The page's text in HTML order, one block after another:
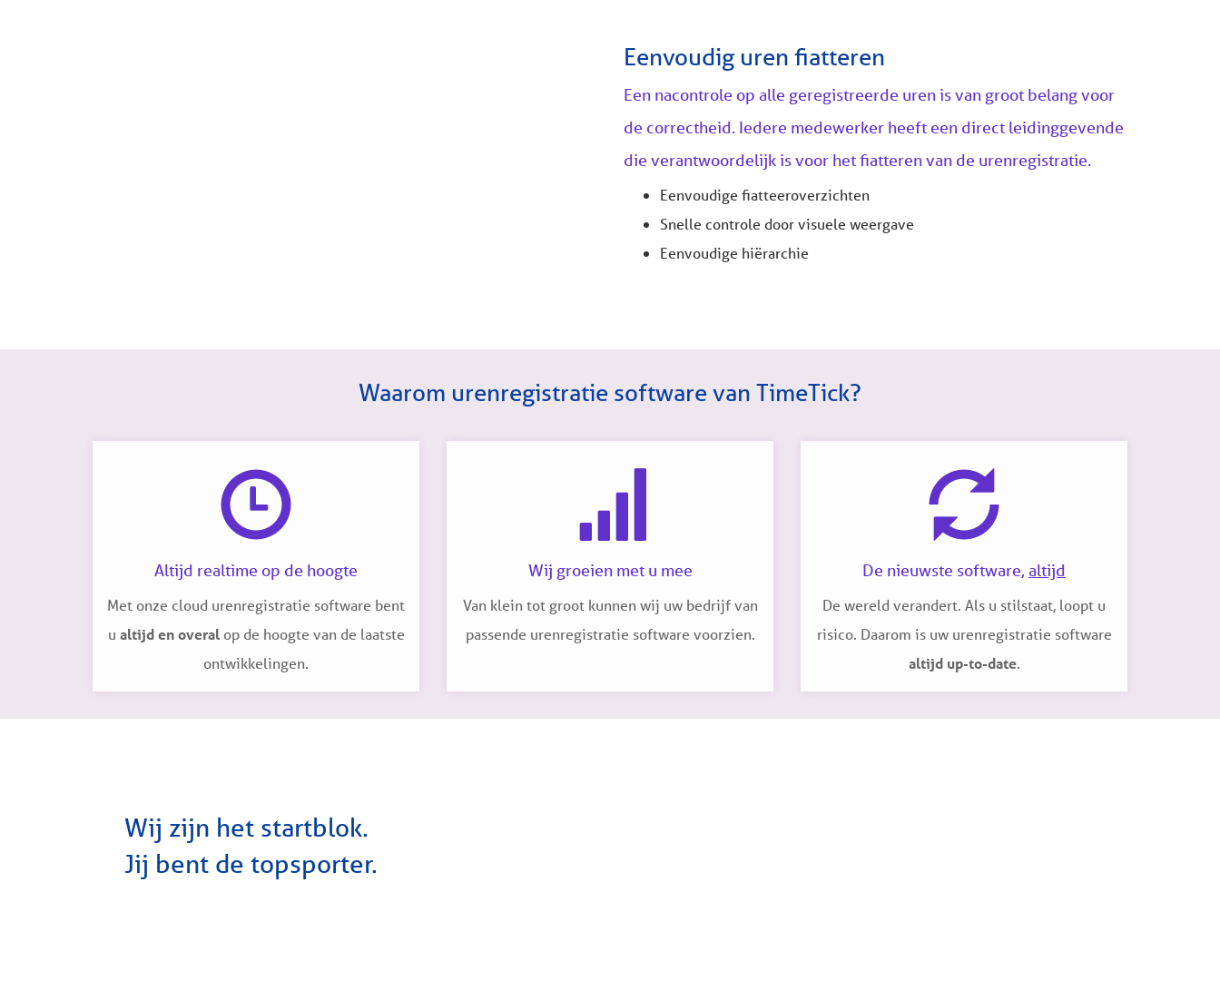
Eenvoudig uren fiatteren
Een nacontrole op alle geregistreerde uren is van groot belang voor
de correctheid. Iedere medewerker heeft een direct leidinggevende
die verantwoordelijk is voor het fiatteren van de urenregistratie.
Eenvoudige fiatteeroverzichten
Snelle controle door visuele weergave
Eenvoudige hiërarchie
Waarom urenregistratie software van TimeTick?
Altijd realtime op de hoogte
Met onze cloud urenregistratie software bent
u altijd en overalop de hoogte van de laatste
ontwikkelingen.
Wij groeien met u mee
Van klein tot groot kunnen wij uw bedrijf van
passende urenregistratie software voorzien.
De nieuwste software, altijd
De wereld verandert. Als u stilstaat, loopt u
risico. Daarom is uw urenregistratie software
altijd up-to-date.
Wij zijn het startblok.
Jij bent de topsporter.